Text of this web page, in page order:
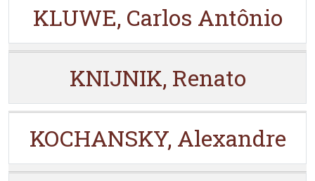
KLUWE, Carlos Antônio
KNIJNIK, Renato
KOCHANSKY, Alexandre